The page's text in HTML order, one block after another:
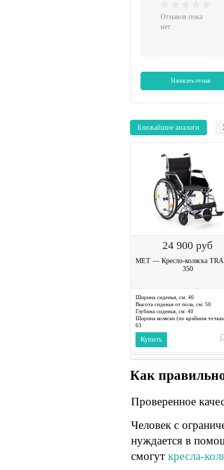
Отзывов пока
нет
Написать отзыв
Ближайшие аналоги
24 900 руб
MET — Кресло-коляска
350
Ширина сиденья, см: 46
Высота сиденья от пола, см: 50
Глубина сиденья, см: 40
Ширина коляски (по крайним
63
Длина коляски (по крайним
108
Высота коляски (по крайним
95
Диаметр задних колес, см:60
Купить
Как
Проверенное
Человек с
нуждается в
смогут кресла-